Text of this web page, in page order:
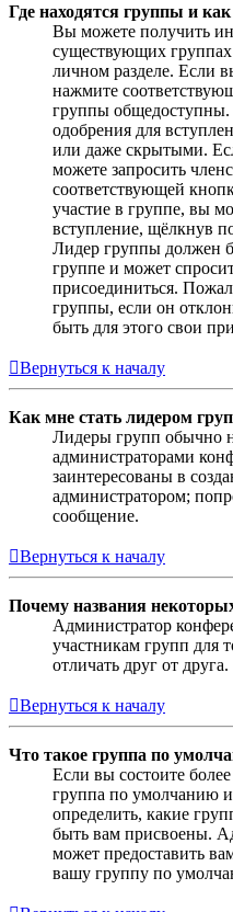
Где находятся группы и
Вы можете получить
существующих
личном разделе. Если
нажмите
группы общедоступны.
одобрения для
или даже скрытыми.
можете запросить
соответствующей
участие в группе, вы
вступление, щёлкнув
Лидер группы должен
группе и может
присоединиться.
группы, если он
быть для этого свои
Вернуться к началу
Как мне стать лидером
Лидеры групп обычно
администраторами
заинтересованы в
администратором;
сообщение.
Вернуться к началу
Почему названия
Администратор
участникам групп для
отличать друг от друга.
Вернуться к началу
Что такое группа по
Если вы состоите
группа по умолчанию
определить, какие
быть вам присвоены.
может предоставить
вашу группу по